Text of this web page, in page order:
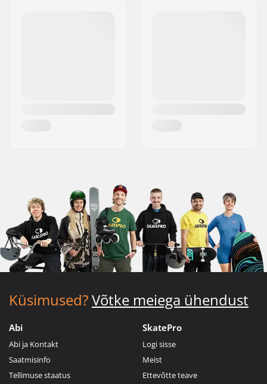
Küsimused?Võtke meiega ühendust
Abi
Abi ja Kontakt
Saatmisinfo
Tellimuse staatus
SkatePro
Logi sisse
Meist
Ettevõtte teave